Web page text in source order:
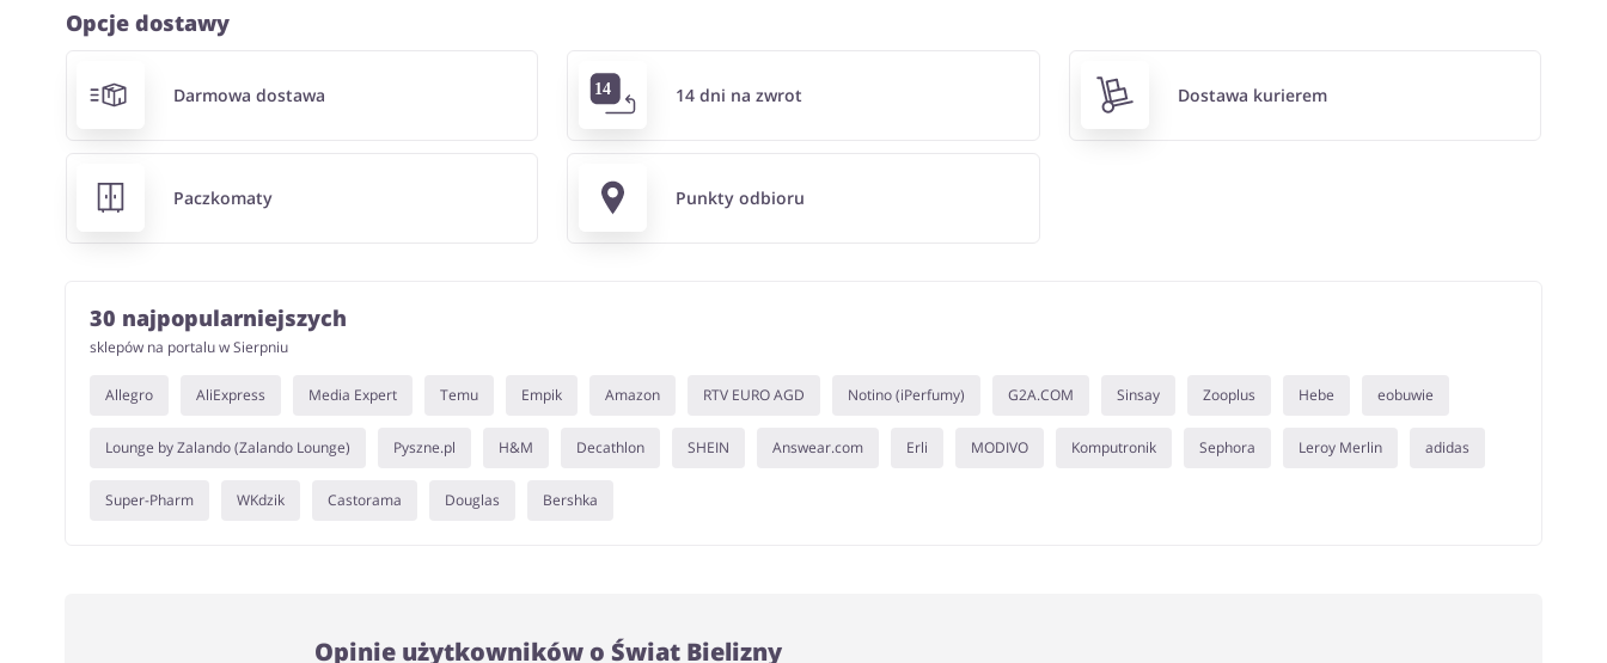
Opcje dostawy
Darmowa dostawa 14 dni na zwrot Dostawa kurierem
Paczkomaty Punkty odbioru
30 najpopularniejszych
sklepów na portalu w Sierpniu
Allegro AliExpress Media Expert Temu Empik Amazon RTV EURO AGD Notino (iPerfumy) G2A.COM Sinsay Zooplus Hebe eobuwie
Lounge by Zalando (Zalando Lounge) Pyszne.pl H&M Decathlon SHEIN Answear.com Erli MODIVO Komputronik Sephora Leroy Merlin adidas
Super-Pharm WKdzik Castorama Douglas Bershka
Opinie użytkowników o Świat Bielizny